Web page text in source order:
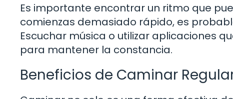
Es importante encontrar un ritmo que
comienzas demasiado rápido, es
Escuchar música o utilizar aplicaciones
para mantener la constancia.
Beneficios de Caminar